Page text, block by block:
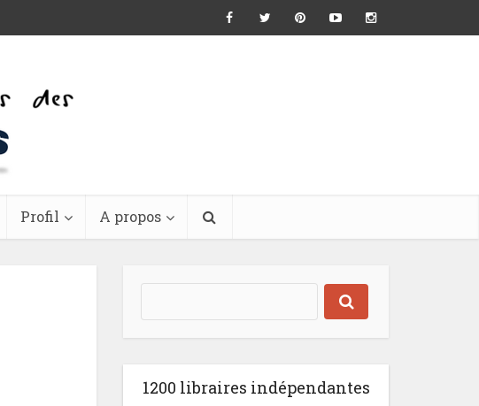
Profil A propos
1200 libraires indépendantes